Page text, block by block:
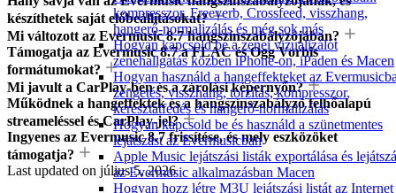
kompresszor, Freeverb, Crossfeed, visszhang,
hangerő-normalizálás és még sok más
Hogyan kapcsold be a zenei vizualizálót
zenehallgatás közben iPhone-on, iPaden és Macen
Hogyan használd a hangeffekteket az
zengetés, visszhang, torzítás, kompresszor,
keresztátfedés és hangerő-normalizálás
Hogyan kapcsold be és használd a szünetmentes
lejátszást az Evermusicban
Apple Music lejátszási listák exportálása és
az Evermusic alkalmazásban Macen
Hogyan hozz létre M3U lejátszási listát az Internet
készíthetek saját előbeállításokat?
Mi változott az Evermusic 8.7 hangszínszabályzójában?
Támogatja az Evermusic 8.7 a FLAC és Ogg Vorbis
formátumokat?
Mi javult a CarPlay-ben és a zárolási képernyőn?
Működnek a hangeffektek és a hangszínszabályzó felhőalapú
streameléssel és CarPlay-jel?
Ingyenes az Evermusic 8.7 frissítése, és mely eszközöket
támogatja?
Last updated on július 5, 2026